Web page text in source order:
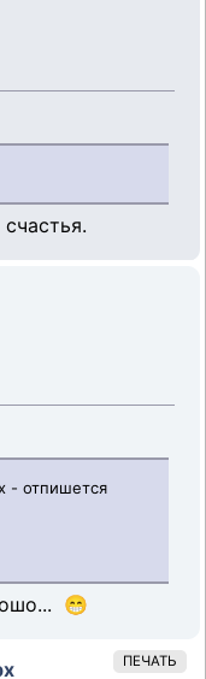
- отпишется
😁
ПЕЧАТЬ